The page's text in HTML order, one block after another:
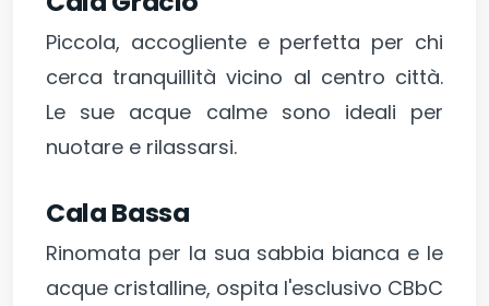
Piccola, accogliente e perfetta per chi
cerca tranquillità vicino al centro città.
Le sue acque calme sono ideali per
nuotare e rilassarsi.
Cala Bassa
Rinomata per la sua sabbia bianca e le
acque cristalline, ospita l'esclusivo CBbC